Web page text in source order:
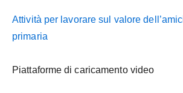
Attività per lavorare sul valore
primaria
Piattaforme di caricamento video